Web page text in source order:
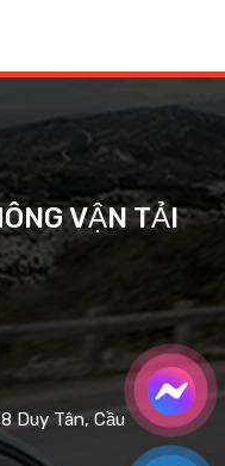
VẬN TẢI
Duy Tân, Cầu